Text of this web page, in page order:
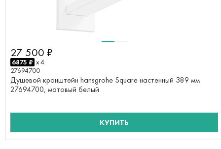
27 500 ₽
6875 ₽ x 4
27694700
Душевой кронштейн hansgrohe Square настенный 389 мм
27694700, матовый белый
КУПИТЬ